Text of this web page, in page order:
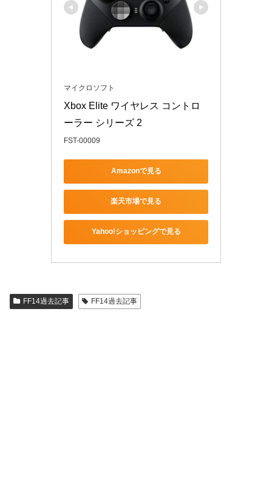
マイクロソフト
Xbox Elite ワイヤレス コントロ
ーラー シリーズ 2
FST-00009
Amazonで見る
楽天市場で見る
Yahoo!ショッピングで見る
FF14過去記事 FF14過去記事